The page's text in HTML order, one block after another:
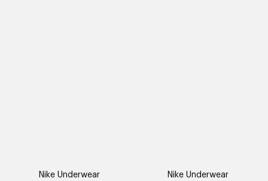
Nike Underwear Nike Underwear